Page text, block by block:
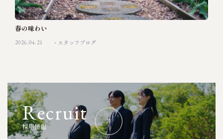
春の味わい
2026.04.21 スタッフブログ
採用情報
Recruit